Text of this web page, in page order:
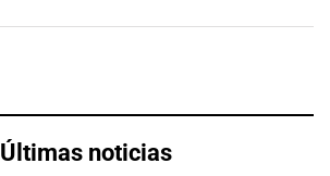
Últimas noticias